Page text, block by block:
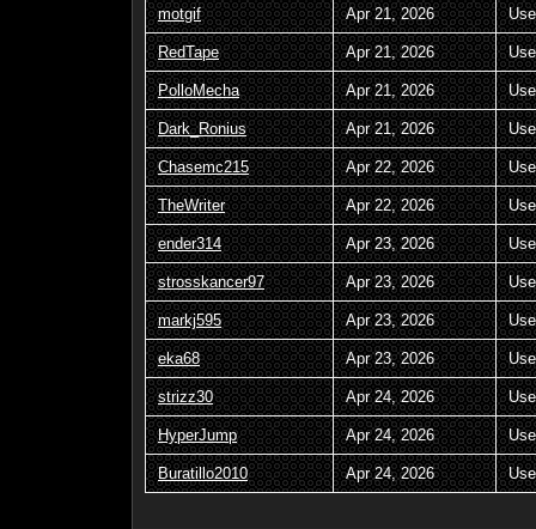
motgif Apr 21, 2026
RedTape Apr 21, 2026
PolloMecha Apr 21, 2026
Dark_Ronius Apr 21, 2026
Chasemc215 Apr 22, 2026
TheWriter Apr 22, 2026
ender314 Apr 23, 2026
strosskancer97 Apr 23, 2026
markj595 Apr 23, 2026
eka68 Apr 23, 2026
strizz30 Apr 24, 2026
HyperJump Apr 24, 2026
Buratillo2010 Apr 24, 2026